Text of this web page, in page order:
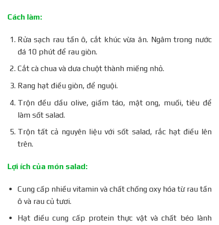
Cách làm:
Rửa sạch rau tần ô, cắt khúc vừa ăn. Ngâm trong nước
đá 10 phút để rau giòn.
Cắt cà chua và dưa chuột thành miếng nhỏ.
Rang hạt điều giòn, để nguội.
Trộn đều dầu olive, giấm táo, mật ong, muối, tiêu để
làm sốt salad.
Trộn tất cả nguyên liệu với sốt salad, rắc hạt điều lên
trên.
Lợi ích của món salad:
Cung cấp nhiều vitamin và chất chống oxy hóa từ rau tần
ô và rau củ tươi.
Hạt điều cung cấp protein thực vật và chất béo lành